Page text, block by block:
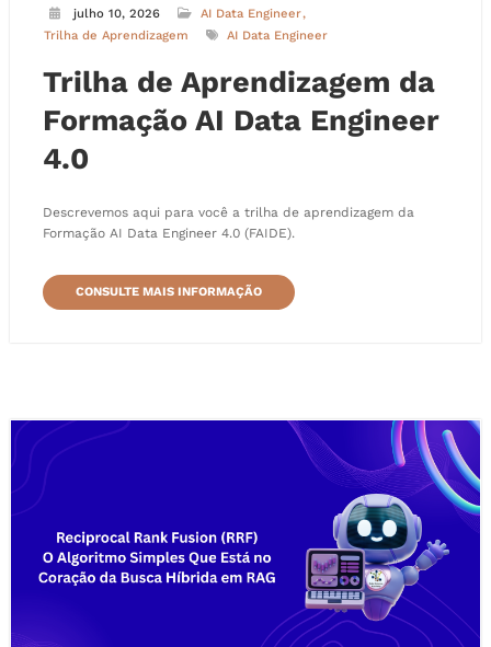
julho 10, 2026
AI Data Engineer
Trilha de Aprendizagem
AI Data Engineer
Trilha de Aprendizagem da
Formação AI Data Engineer
4.0
Descrevemos aqui para você a trilha de aprendizagem da
Formação AI Data Engineer 4.0 (FAIDE).
CONSULTE MAIS INFORMAÇÃO